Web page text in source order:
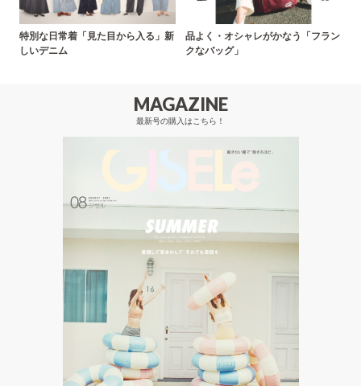
特別な日常着「見た目から入る」新
しいデニム
品よく・オシャレがかなう「フラン
クなバッグ」
MAGAZINE
最新号の購入はこちら！